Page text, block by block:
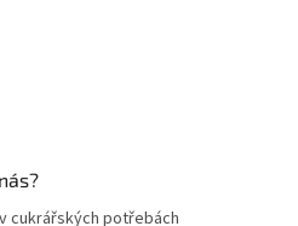
cukrářských potřebách